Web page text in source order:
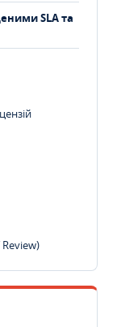
SLA та
Review)